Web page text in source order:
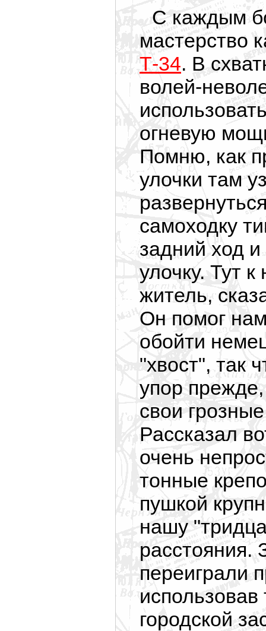
С каждым
мастерство
Т-34. В
волей-
огневую
Помню, как
улочки там
самоходку
задний ход
улочку. Тут
житель,
Он помог
обойти
"хвост", так
упор
свои
Рассказал
очень
тонные
пушкой
нашу
расстояния.
переиграли
использовав
городской